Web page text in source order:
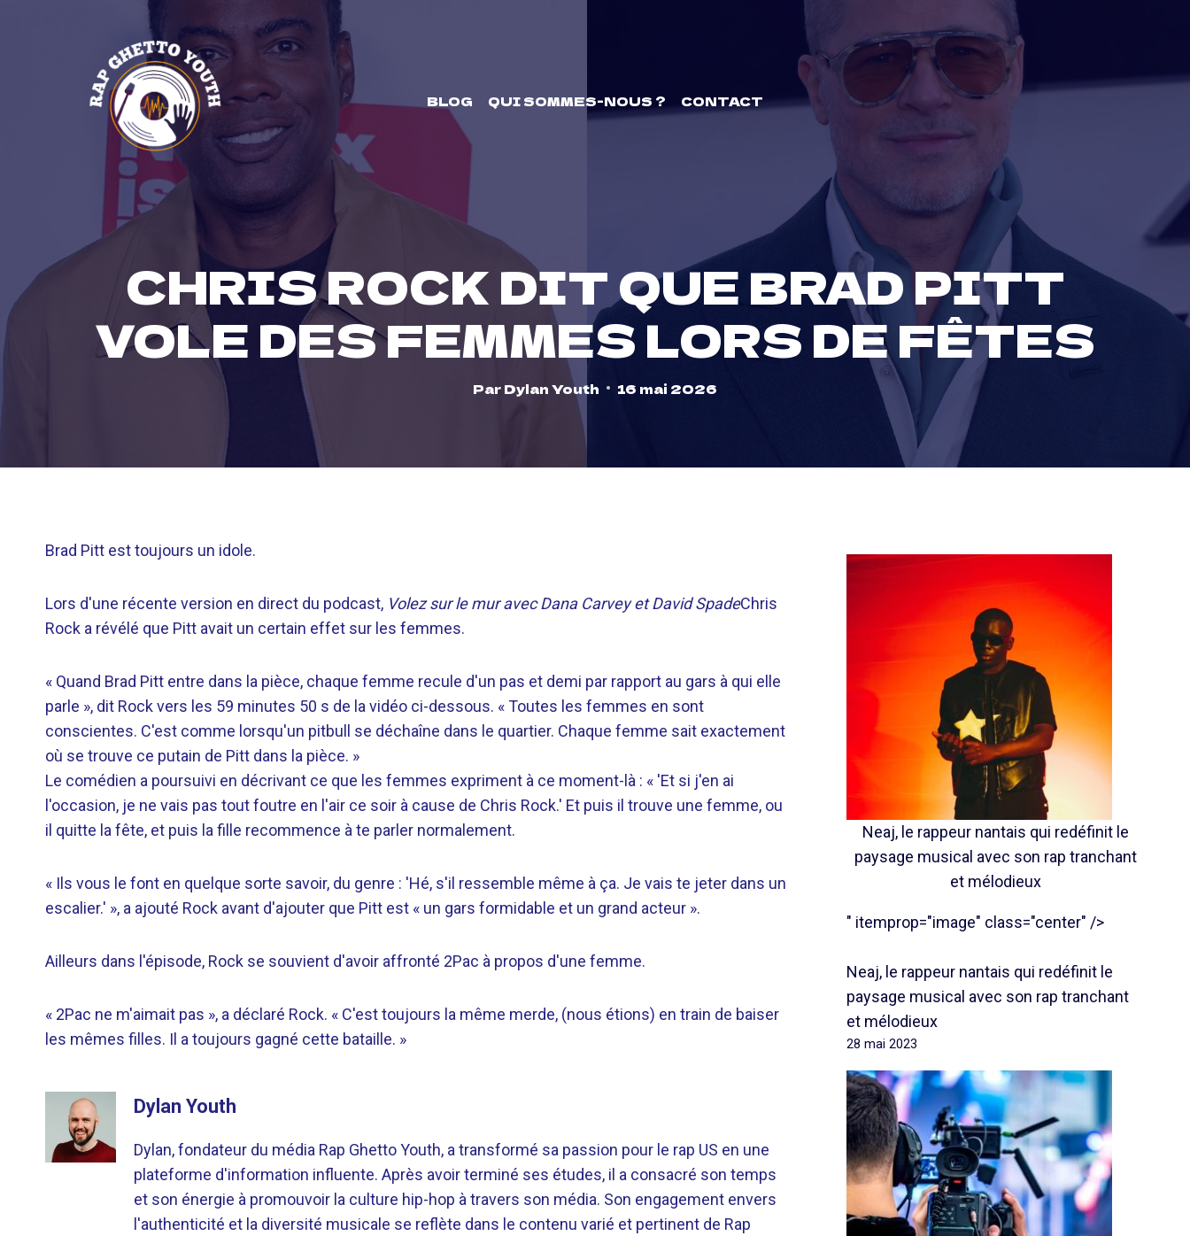
BLOG QUI SOMMES-NOUS ? CONTACT
CHRIS ROCK DIT QUE BRAD PITT
VOLE DES FEMMES LORS DE FÊTES
ParDylan Youth 16 mai 2026
Brad Pitt est toujours un idole.
Lors d'une récente version en direct du podcast, Volez sur le mur avec Dana Carvey et David SpadeChris
Rock a révélé que Pitt avait un certain effet sur les femmes.
« Quand Brad Pitt entre dans la pièce, chaque femme recule d'un pas et demi par rapport au gars à qui elle
parle », dit Rock vers les 59 minutes 50 s de la vidéo ci-dessous. « Toutes les femmes en sont
conscientes. C'est comme lorsqu'un pitbull se déchaîne dans le quartier. Chaque femme sait exactement
où se trouve ce putain de Pitt dans la pièce. »
Le comédien a poursuivi en décrivant ce que les femmes expriment à ce moment-là : « 'Et si j'en ai
l'occasion, je ne vais pas tout foutre en l'air ce soir à cause de Chris Rock.' Et puis il trouve une femme, ou
il quitte la fête, et puis la fille recommence à te parler normalement.
« Ils vous le font en quelque sorte savoir, du genre : 'Hé, s'il ressemble même à ça. Je vais te jeter dans un
escalier.' », a ajouté Rock avant d'ajouter que Pitt est « un gars formidable et un grand acteur ».
Ailleurs dans l'épisode, Rock se souvient d'avoir affronté 2Pac à propos d'une femme.
« 2Pac ne m'aimait pas », a déclaré Rock. « C'est toujours la même merde, (nous étions) en train de baiser
les mêmes filles. Il a toujours gagné cette bataille. »
Dylan Youth
Dylan, fondateur du média Rap Ghetto Youth, a transformé sa passion pour le rap US en une
plateforme d'information influente. Après avoir terminé ses études, il a consacré son temps
et son énergie à promouvoir la culture hip-hop à travers son média. Son engagement envers
l'authenticité et la diversité musicale se reflète dans le contenu varié et pertinent de Rap
Neaj, le rappeur nantais qui redéfinit le
paysage musical avec son rap tranchant
et mélodieux
" itemprop="image" class="center" />
Neaj, le rappeur nantais qui redéfinit le
paysage musical avec son rap tranchant
et mélodieux
28 mai 2023